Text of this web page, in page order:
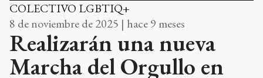
COLECTIVO LGBTIQ+
8 de noviembre de 2025 | hace 9 meses
Realizarán una nueva
Marcha del Orgullo en